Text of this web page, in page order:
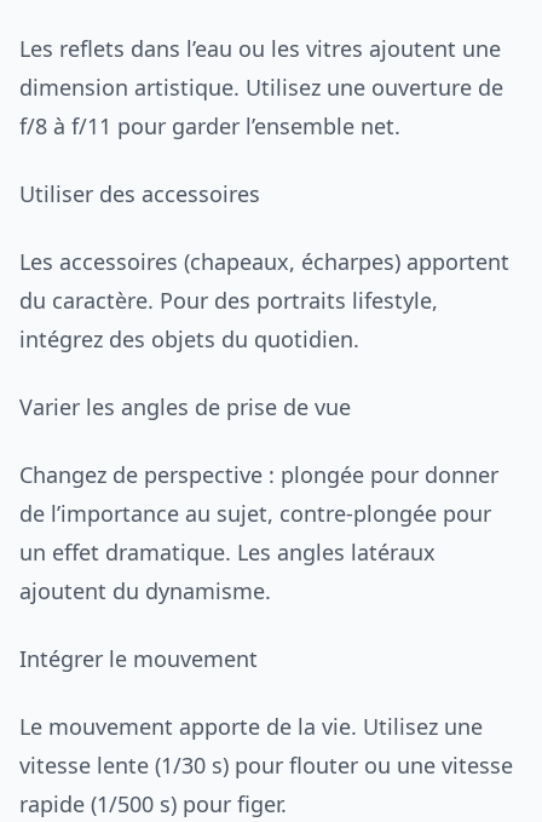
Les reflets dans l’eau ou les vitres ajoutent une
dimension artistique. Utilisez une ouverture de
f/8 à f/11 pour garder l’ensemble net.
Utiliser des accessoires
Les accessoires (chapeaux, écharpes) apportent
du caractère. Pour des portraits lifestyle,
intégrez des objets du quotidien.
Varier les angles de prise de vue
Changez de perspective : plongée pour donner
de l’importance au sujet, contre-plongée pour
un effet dramatique. Les angles latéraux
ajoutent du dynamisme.
Intégrer le mouvement
Le mouvement apporte de la vie. Utilisez une
vitesse lente (1/30 s) pour flouter ou une vitesse
rapide (1/500 s) pour figer.